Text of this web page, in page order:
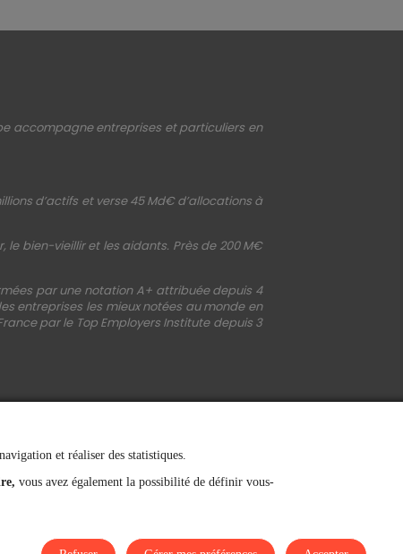
accompagne entreprises et particuliers en
d’actifs et verse 45 Md€ d’allocations à
bien-vieillir et les aidants. Près de 200 M€
par une notation A+ attribuée depuis 4
entreprises les mieux notées au monde en
par le Top Employers Institute depuis 3
et réaliser des statistiques.
vous avez également la possibilité de définir vous-